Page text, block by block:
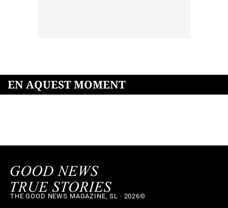
EN AQUEST MOMENT
THE GOOD NEWS MAGAZINE, SL · 2026©